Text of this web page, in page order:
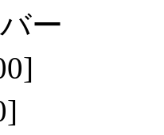
ー